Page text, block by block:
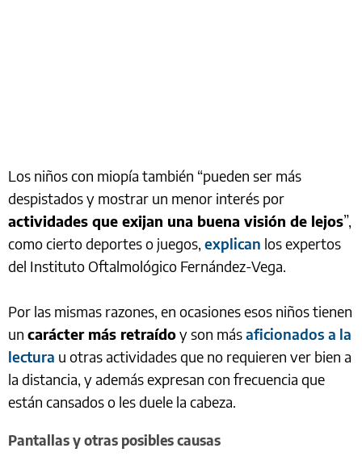
Los niños con miopía también “pueden ser más
despistados y mostrar un menor interés por
actividades que exijan una buena visión de lejos”,
como cierto deportes o juegos, explican los expertos
del Instituto Oftalmológico Fernández-Vega.
Por las mismas razones, en ocasiones esos niños tienen
un carácter más retraídoy son másaficionados a la
lectura u otras actividades que no requieren ver bien a
la distancia, y además expresan con frecuencia que
están cansados o les duele la cabeza.
Pantallas y otras posibles causas